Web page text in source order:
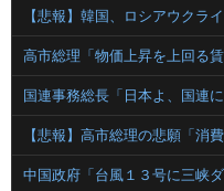
【悲報】韓国、ロシアウクラ
【悲報】高市総理の悲願「消